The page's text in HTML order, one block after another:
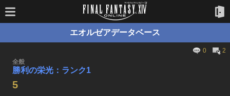
エオルゼアデータベース
0
2
全般
勝利の栄光：ランク1
5